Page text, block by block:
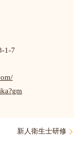
1-7
新人衛生士研修